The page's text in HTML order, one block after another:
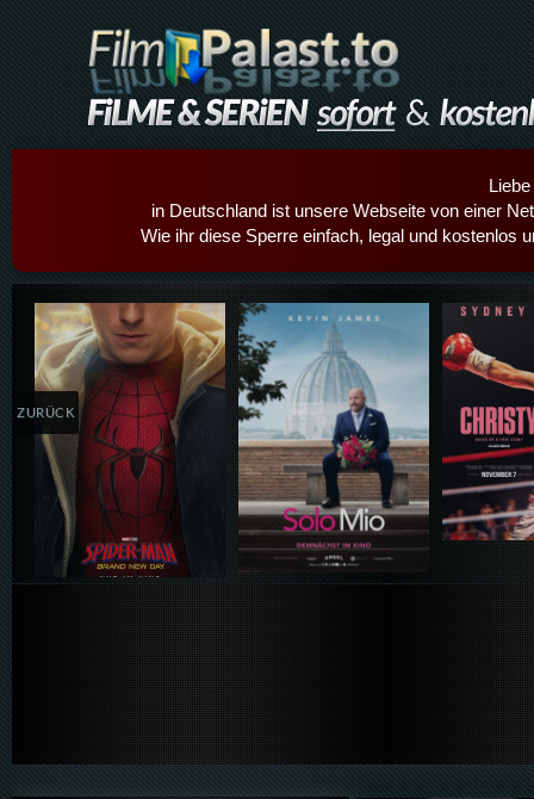
in Deutschland ist unsere Webseite von einer
Wie ihr diese Sperre einfach, legal und kostenlos
Details,Play Details,Play
ZURÜCK